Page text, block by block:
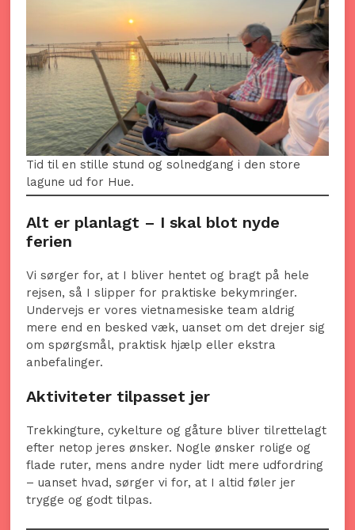
Tid til en stille stund og solnedgang i den store
lagune ud for Hue.
Alt er planlagt – I skal blot nyde
ferien
Vi sørger for, at I bliver hentet og bragt på hele
rejsen, så I slipper for praktiske bekymringer.
Undervejs er vores vietnamesiske team aldrig
mere end en besked væk, uanset om det drejer sig
om spørgsmål, praktisk hjælp eller ekstra
anbefalinger.
Aktiviteter tilpasset jer
Trekkingture, cykelture og gåture bliver tilrettelagt
efter netop jeres ønsker. Nogle ønsker rolige og
flade ruter, mens andre nyder lidt mere udfordring
– uanset hvad, sørger vi for, at I altid føler jer
trygge og godt tilpas.